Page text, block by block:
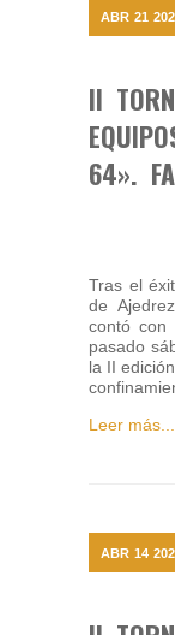
ABR 21
II
64».
Tras el
de
contó con
pasado
la II
Leer más...
ABR 14